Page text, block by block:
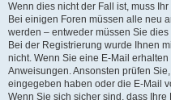
Wenn dies nicht der Fall ist, muss
Bei einigen Foren müssen alle neu
werden – entweder müssen Sie
Bei der Registrierung wurde Ihnen
nicht. Wenn Sie eine E-Mail
Anweisungen. Ansonsten prüfen
eingegeben haben oder die E-Mail
Wenn Sie sich sicher sind, dass